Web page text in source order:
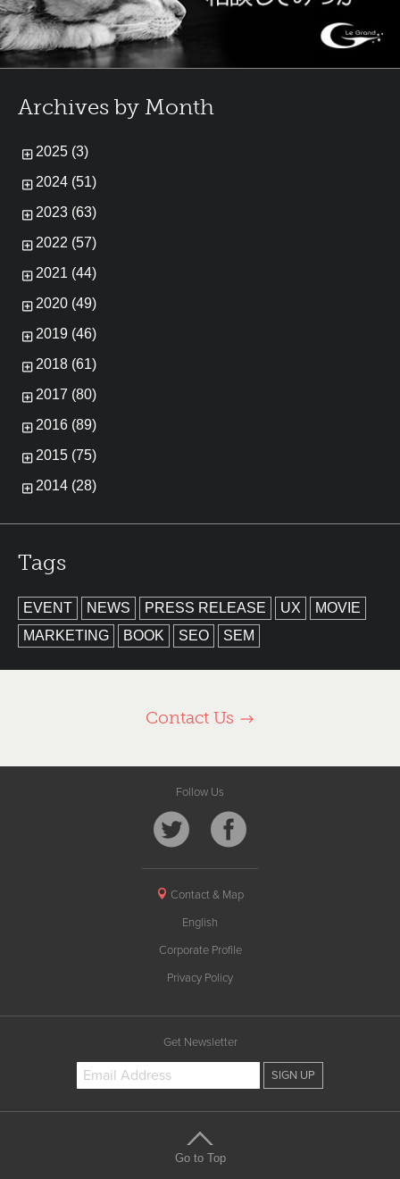
Archives by Month
2025 (3)
2024 (51)
2023 (63)
2022 (57)
2021 (44)
2020 (49)
2019 (46)
2018 (61)
2017 (80)
2016 (89)
2015 (75)
2014 (28)
Tags
EVENT NEWS PRESS RELEASE UX
MOVIE
MARKETING
BOOK SEO SEM
Contact Us
Follow Us
Contact & Map
English
Corporate Profile
Privacy Policy
Get Newsletter
Go to Top